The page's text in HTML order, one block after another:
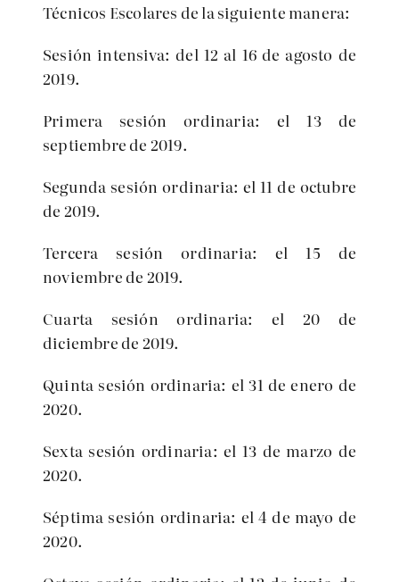
Técnicos Escolares de la siguiente manera:
Sesión intensiva: del 12 al 16 de agosto de
2019.
Primera sesión ordinaria: el 13 de
septiembre de 2019.
Segunda sesión ordinaria: el 11 de octubre
de 2019.
Tercera sesión ordinaria: el 15 de
noviembre de 2019.
Cuarta sesión ordinaria: el 20 de
diciembre de 2019.
Quinta sesión ordinaria: el 31 de enero de
2020.
Sexta sesión ordinaria: el 13 de marzo de
2020.
Séptima sesión ordinaria: el 4 de mayo de
2020.